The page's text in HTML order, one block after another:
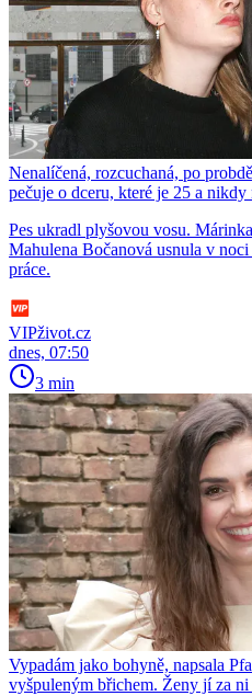
Nenalíčená, rozcuchaná, po
pečuje o dceru, které je 25 a nikdy
Pes ukradl plyšovou vosu.
Mahulena Bočanová usnula v
práce.
VIPživot.cz
dnes, 07:50
3 min
Vypadám jako bohyně, napsala
vyšpuleným břichem. Ženy jí za